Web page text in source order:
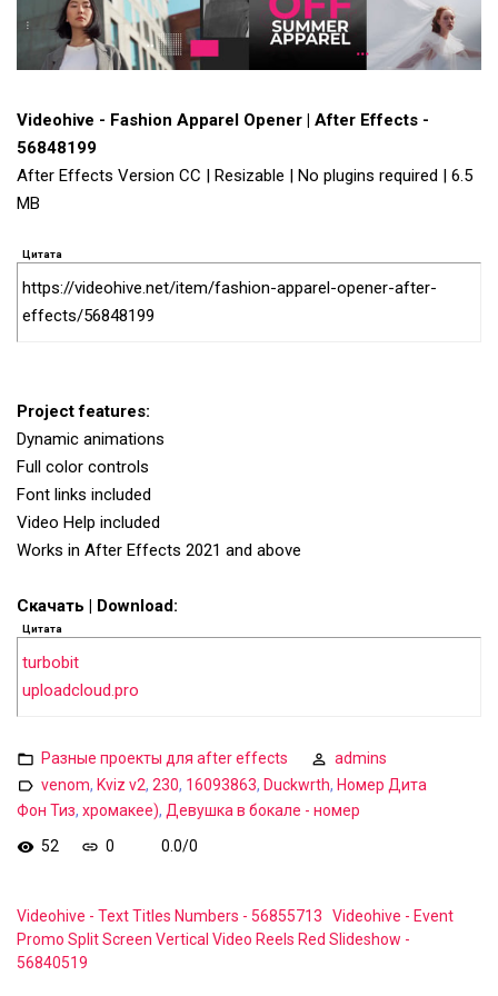
Videohive - Fashion Apparel Opener | After Effects -
56848199
After Effects Version CC | Resizable | No plugins required | 6.5
MB
Цитата
https://videohive.net/item/fashion-apparel-opener-after-
effects/56848199
Project features:
Dynamic animations
Full color controls
Font links included
Video Help included
Works in After Effects 2021 and above
Скачать | Download:
Цитата
turbobit
uploadcloud.pro
Разные проекты для after effects
admins
venom, Kviz v2, 230, 16093863, Duckwrth, Номер Дита
Фон Тиз, хромакее), Девушка в бокале - номер
52
0 0.0/0
Videohive - Text Titles Numbers - 56855713
Videohive - Event
Promo Split Screen Vertical Video Reels Red Slideshow -
56840519